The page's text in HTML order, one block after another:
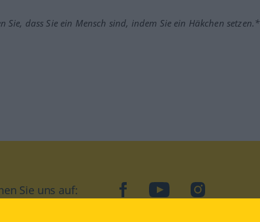
Sie, dass Sie ein Mensch sind, indem Sie ein Häkchen setzen.*
Sie uns auf: facebookYouTubeInstagram